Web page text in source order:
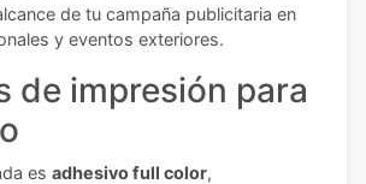
de tu campaña publicitaria en
y eventos exteriores.
de impresión para
es adhesivo full color,